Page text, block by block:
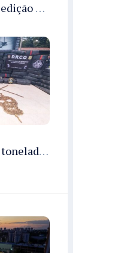
Sejusc participa da 5ª edição do Caminhos Literários com foco na cultura hip-hop nas unidades socioeducativas
PMAM apreende 16,6 toneladas de entorpecentes e registra aumento nas prisões em flagrante e nas capturas de foragidos no primeiro semestre de 2026